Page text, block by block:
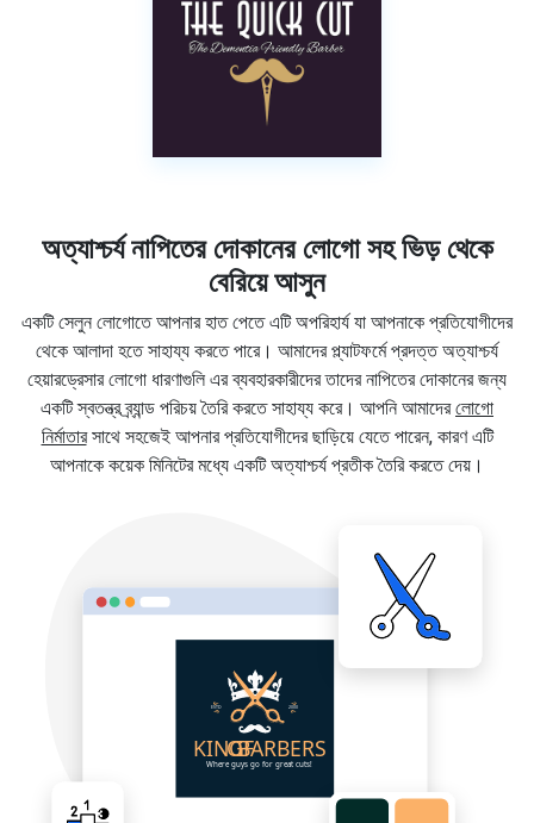
অত্যাশ্চর্য নাপিতের দোকানের লোগো সহ ভিড় থেকে
বেরিয়ে আসুন
একটি সেলুন লোগোতে আপনার হাত পেতে এটি অপরিহার্য যা আপনাকে প্রতিযোগীদের
থেকে আলাদা হতে সাহায্য করতে পারে। আমাদের প্ল্যাটফর্মে প্রদত্ত অত্যাশ্চর্য
হেয়ারড্রেসার লোগো ধারণাগুলি এর ব্যবহারকারীদের তাদের নাপিতের দোকানের জন্য
একটি স্বতন্ত্র ব্র্যান্ড পরিচয় তৈরি করতে সাহায্য করে। আপনি আমাদেরলোগো
নির্মাতারসাথে সহজেই আপনার প্রতিযোগীদের ছাড়িয়ে যেতে পারেন, কারণ এটি
আপনাকে কয়েক মিনিটের মধ্যে একটি অত্যাশ্চর্য প্রতীক তৈরি করতে দেয়।